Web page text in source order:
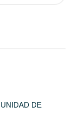
DE